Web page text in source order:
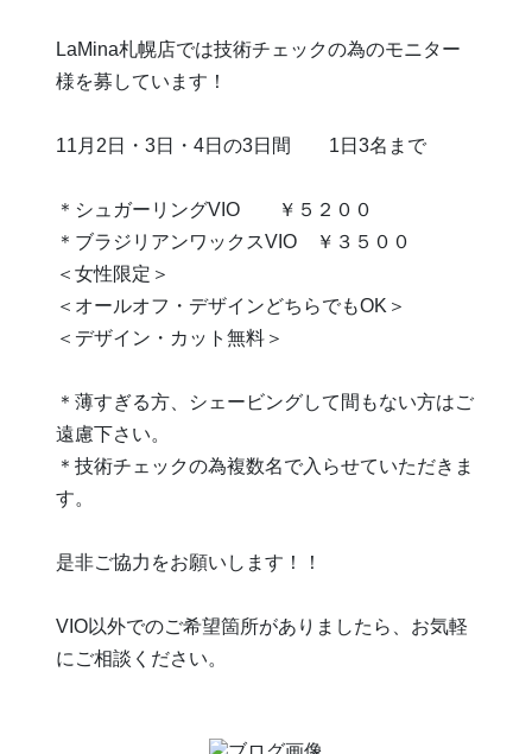
LaMina札幌店では技術チェックの為のモニター
様を募しています！
11月2日・3日・4日の3日間 1日3名まで
＊シュガーリングVIO ￥５２００
＊ブラジリアンワックスVIO ￥３５００
＜女性限定＞
＜オールオフ・デザインどちらでもOK＞
＜デザイン・カット無料＞
＊薄すぎる方、シェービングして間もない方はご
遠慮下さい。
＊技術チェックの為複数名で入らせていただきま
す。
是非ご協力をお願いします！！
VIO以外でのご希望箇所がありましたら、お気軽
にご相談ください。